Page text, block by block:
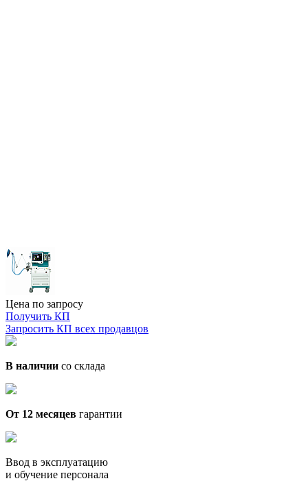
Цена по запросу
Получить КП
Запросить КП всех продавцов
В наличии со склада
От 12 месяцев гарантии
Ввод в эксплуатацию
и обучение персонала